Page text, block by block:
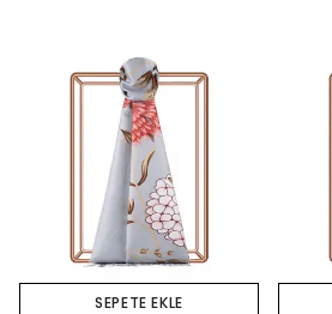
SEPETE EKLE